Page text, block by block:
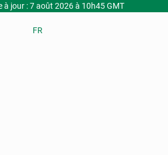
à jour : 7 août 2026 à 10h45 GMT
FR